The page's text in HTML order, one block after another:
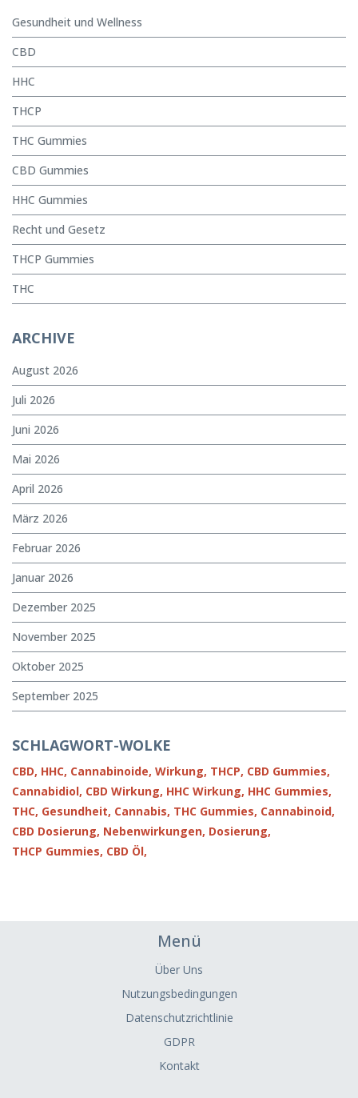
Gesundheit und Wellness
CBD
HHC
THCP
THC Gummies
CBD Gummies
HHC Gummies
Recht und Gesetz
THCP Gummies
THC
ARCHIVE
August 2026
Juli 2026
Juni 2026
Mai 2026
April 2026
März 2026
Februar 2026
Januar 2026
Dezember 2025
November 2025
Oktober 2025
September 2025
SCHLAGWORT-WOLKE
CBD, HHC, Cannabinoide, Wirkung, THCP, CBD Gummies,
Cannabidiol, CBD Wirkung, HHC Wirkung, HHC Gummies,
THC, Gesundheit, Cannabis, THC Gummies, Cannabinoid,
CBD Dosierung, Nebenwirkungen, Dosierung,
THCP Gummies, CBD Öl,
Menü
Über Uns
Nutzungsbedingungen
Datenschutzrichtlinie
GDPR
Kontakt